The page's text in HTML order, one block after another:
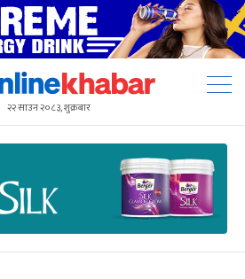
२२ साउन २०८३, शुक्रबार